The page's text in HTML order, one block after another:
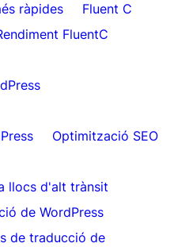
ràpides
Fluent C
FluentC
Optimització SEO
llocs d'alt trànsit
de WordPress
de traducció de